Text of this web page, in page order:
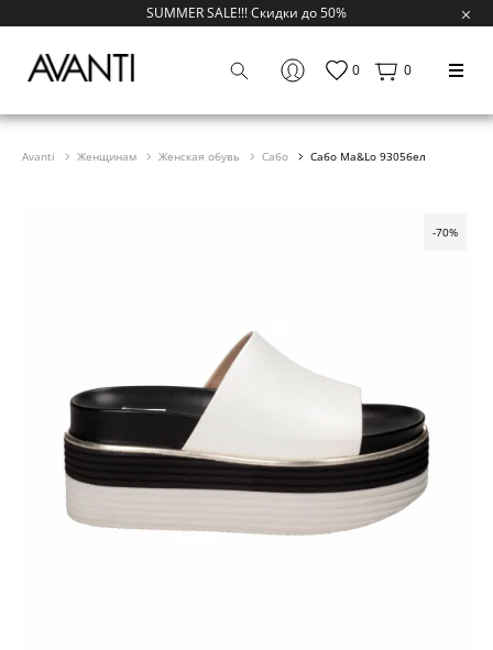
SUMMER SALE!!! Скидки до 50%
0 0
Avanti Женщинам Женская обувь Сабо Сабо Ma&Lo 9305бел
-70%